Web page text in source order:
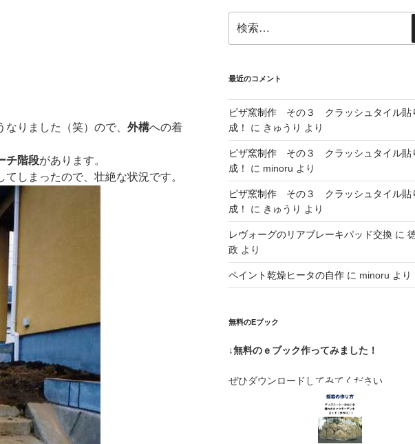
りました（笑）ので、 外構への着
チ階段があります。
てしまったので、壮絶な状況です。
索:
最近のコメント
ピザ窯制作 その３ クラッシュタイル
成！
に きゅうり より
ピザ窯制作 その３ クラッシュタイル
成！
に minoru より
ピザ窯制作 その３ クラッシュタイル
成！
に きゅうり より
レヴォーグのリアブレーキパッド交換に
政 より
ペイント乾燥ヒータの自作に minoru より
無料のEブック
↓無料のｅブック作ってみました！
ぜひダウンロードしてみてください